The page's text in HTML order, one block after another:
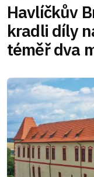
Havlíčkův
kradli díly
téměř dva